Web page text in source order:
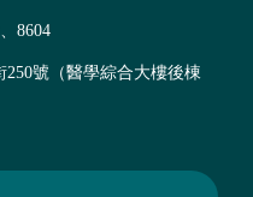
8604
250號（醫學綜合大樓後棟